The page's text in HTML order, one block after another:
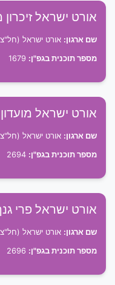
אורט ישראל
שם ארגון: אורט ישראל
מספר תוכנית בגפ"ן:
אורט ישראל
שם ארגון: אורט ישראל
מספר תוכנית בגפ"ן:
אורט ישראל פרי
שם ארגון: אורט ישראל
מספר תוכנית בגפ"ן: